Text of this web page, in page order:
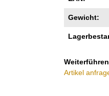
Gewicht:
Artikel